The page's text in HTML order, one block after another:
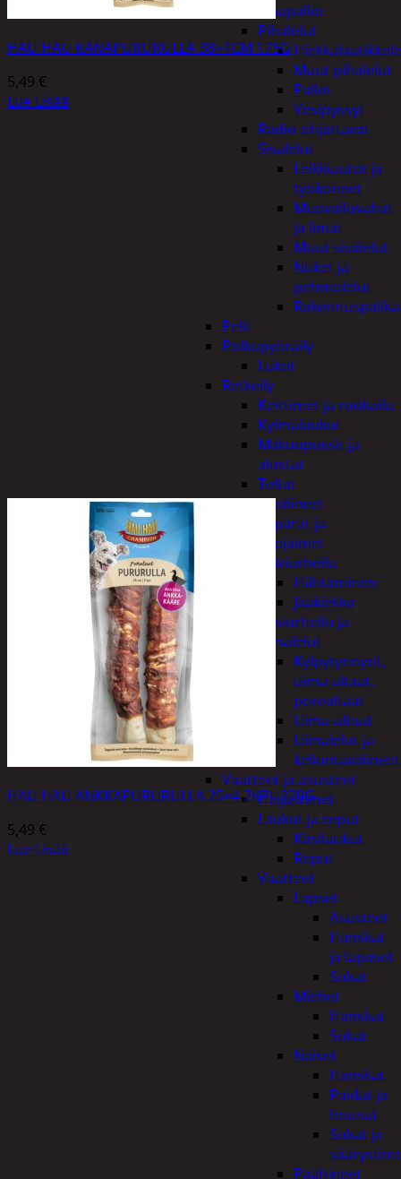
Ilmapallot
Pihalelut
Muut pihalelut
Pallot
Vesipyssyt
Radio-ohjattavat
Sisälelut
Leikkiautot ja
työkoneet
Muovailuvahat
ja limat
Muut sisälelut
Nuket ja
pehmolelut
Pelit
Polkupyöräily
Lukot
Retkeily
Keittimet ja ruokailu
Kylmälaukut
Makuupussit ja
alustat
Teltat
Urheiluvälineet
Kypärät ja
suojaimet
Talviurheilu
Hiihtäminen
Jääkiekko
Vesiurheilu ja
uimalelut
Kylpytynnyrit,
uima-altaat,
porealtaat
Uima-altaat
Uimalelut ja
kelluntavälineet
Vaatteet ja asusteet
Heijastimet
Laukut ja reput
Käsilaukut
Reput
Vaatteet
Lapset
Asusteet
Hanskat
ja lapaset
Sukat
Miehet
Hanskat
Sukat
Naiset
Hanskat
Paidat ja
housut
Sukat ja
Päähineet
HAU HAU KANAPURURULLA 38×4CM 175G
5,49 €
Lue Lisää
HAU HAU ANKKAPURURULLA 25×4 2KPL 220G
5,49 €
Lue Lisää